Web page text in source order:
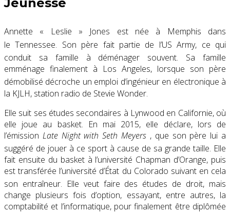
Annette « Leslie » Jones est née à Memphis dans
le Tennessee. Son père fait partie de l’US Army, ce qui
conduit sa famille à déménager souvent. Sa famille
emménage finalement à Los Angeles, lorsque son père
démobilisé décroche un emploi d’ingénieur en électronique à
la KJLH, station radio de Stevie Wonder.
Elle suit ses études secondaires à Lynwood en Californie, où
elle joue au basket. En mai 2015, elle déclare, lors de
l’émission Late Night with Seth Meyers , que son père lui a
suggéré de jouer à ce sport à cause de sa grande taille. Elle
fait ensuite du basket à l’université Chapman d’Orange, puis
est transférée l’université d’État du Colorado suivant en cela
son entraîneur. Elle veut faire des études de droit, mais
change plusieurs fois d’option, essayant, entre autres, la
comptabilité et l’informatique, pour finalement être diplômée